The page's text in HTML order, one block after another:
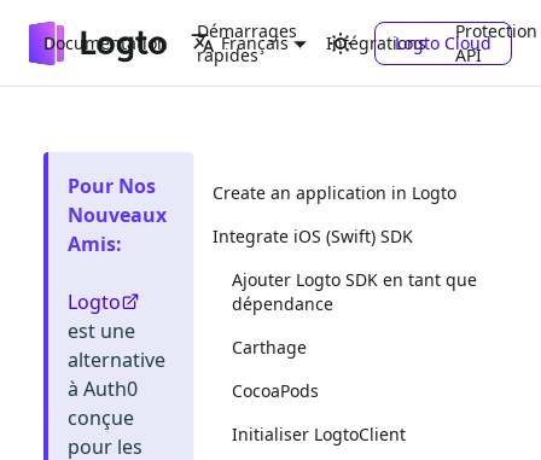
Documentation
Démarrages
rapides
Intégrations
Protection
API
Français Logto Cloud
Pour Nos
Nouveaux
Amis:
Logto
est une
alternative
à Auth0
conçue
pour les
Create an application in Logto
Integrate iOS (Swift) SDK
Ajouter Logto SDK en tant que
dépendance
Carthage
CocoaPods
Initialiser LogtoClient